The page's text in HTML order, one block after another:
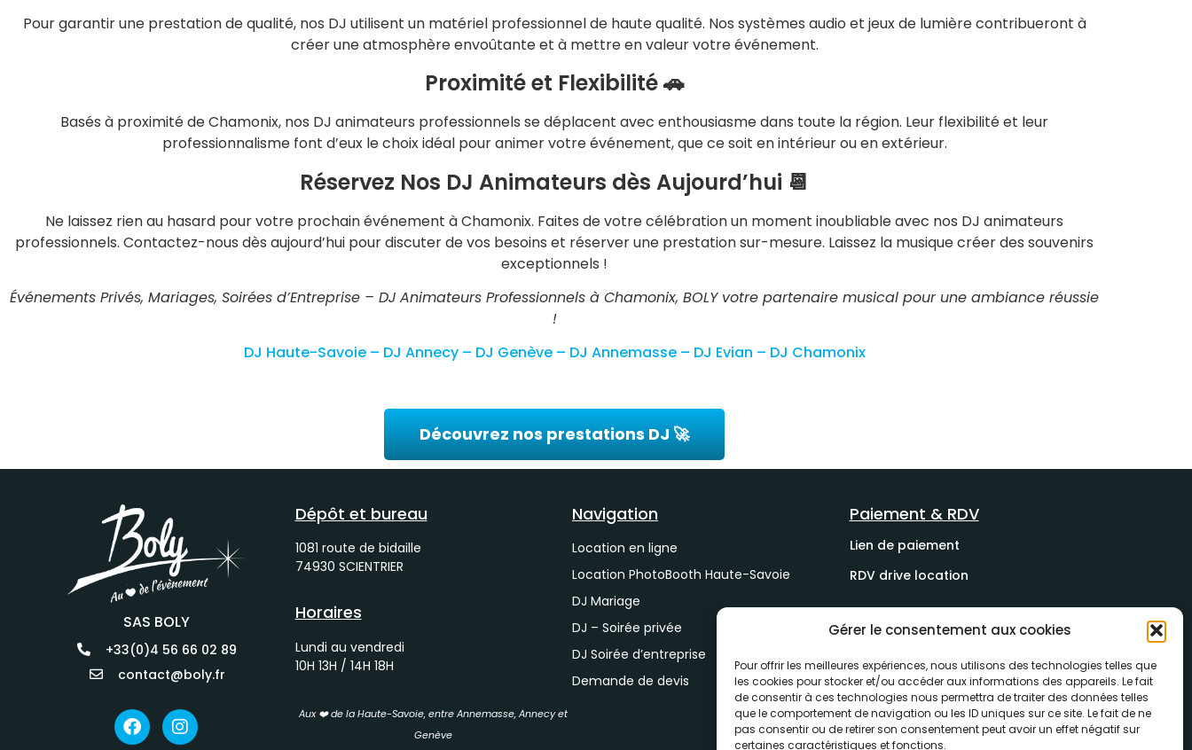
Gérer le consentement aux cookies
Pour offrir les meilleures expériences, nous utilisons des technologies telles que
les cookies pour stocker et/ou accéder aux informations des appareils. Le fait
de consentir à ces technologies nous permettra de traiter des données telles
que le comportement de navigation ou les ID uniques sur ce site. Le fait de ne
pas consentir ou de retirer son consentement peut avoir un effet négatif sur
certaines caractéristiques et fonctions.
Pour garantir une prestation de qualité, nos DJ utilisent un matériel professionnel de haute qualité. Nos systèmes audio et jeux de lumière contribueront à
créer une atmosphère envoûtante et à mettre en valeur votre événement.
Proximité et Flexibilité 🚗
Basés à proximité de Chamonix, nos DJ animateurs professionnels se déplacent avec enthousiasme dans toute la région. Leur flexibilité et leur
professionnalisme font d’eux le choix idéal pour animer votre événement, que ce soit en intérieur ou en extérieur.
Réservez Nos DJ Animateurs dès Aujourd’hui 📆
Ne laissez rien au hasard pour votre prochain événement à Chamonix. Faites de votre célébration un moment inoubliable avec nos DJ animateurs
professionnels. Contactez-nous dès aujourd’hui pour discuter de vos besoins et réserver une prestation sur-mesure. Laissez la musique créer des souvenirs
exceptionnels !
Événements Privés, Mariages, Soirées d’Entreprise – DJ Animateurs Professionnels à Chamonix, BOLY votre partenaire musical pour une ambiance réussie
!
DJ Haute-Savoie – DJ Annecy – DJ Genève – DJ Annemasse – DJ Evian – DJ Chamonix
Découvrez nos prestations DJ 🚀
SAS BOLY
+33(0)4 56 66 02 89
contact@boly.fr
Dépôt et bureau
1081 route de bidaille
74930 SCIENTRIER
Horaires
Lundi au vendredi
10H 13H / 14H 18H
Aux ❤️ de la Haute-Savoie, entre Annemasse, Annecy et
Genève
Navigation
Location en ligne
Location PhotoBooth Haute-Savoie
DJ Mariage
DJ – Soirée privée
DJ Soirée d’entreprise
Demande de devis
Paiement & RDV
Lien de paiement
RDV drive location